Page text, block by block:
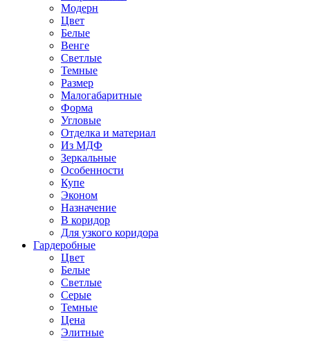
Модерн
Цвет
Белые
Венге
Светлые
Темные
Размер
Малогабаритные
Форма
Угловые
Отделка и материал
Из МДФ
Зеркальные
Особенности
Купе
Эконом
Назначение
В коридор
Для узкого коридора
Гардеробные
Цвет
Белые
Светлые
Серые
Темные
Цена
Элитные